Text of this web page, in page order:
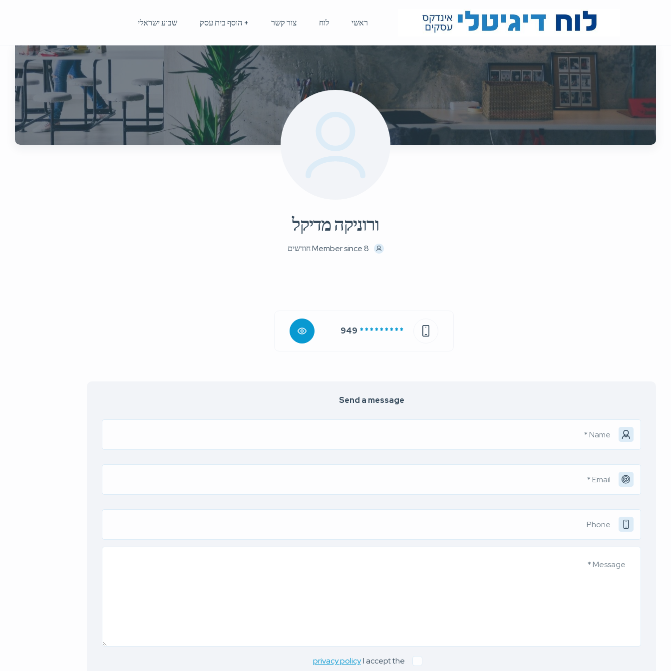
ראשי לוח צור קשר + הוסף בית עסק שבוע ישראלי
ורוניקה מדיקל
Member since 8 חודשים
* * * * * * * * *
949
Send a message
I accept the
privacy policy